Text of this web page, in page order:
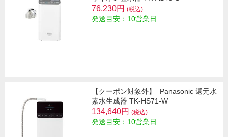
76,230円 (税込)
発送目安：10営業日
【クーポン対象外】
Panasonic 還元水
素水生成器 TK-HS71-W
134,640円 (税込)
発送目安：10営業日